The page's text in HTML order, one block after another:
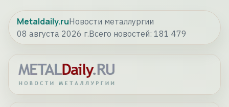
Metaldaily.ruНовости металлургии
08 августа 2026 г.Всего новостей: 181 479